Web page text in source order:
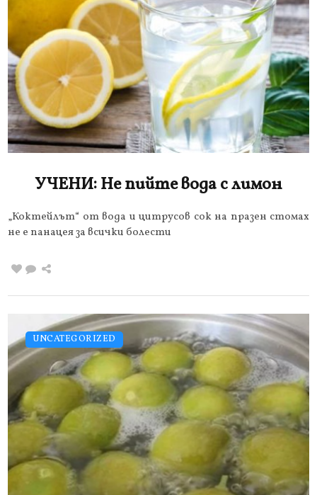
УЧЕНИ: Не пийте вода с лимон
„Коктейлът“ от вода и цитрусов сок на празен стомах
не е панацея за всички болести
UNCATEGORIZED